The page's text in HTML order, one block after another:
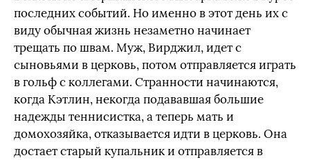
последних событий. Но именно в этот день их с
виду обычная жизнь незаметно начинает
трещать по швам. Муж, Вирджил, идет с
сыновьями в церковь, потом отправляется играть
в гольф с коллегами. Странности начинаются,
когда Кэтлин, некогда подававшая большие
надежды теннисистка, а теперь мать и
домохозяйка, отказывается идти в церковь. Она
достает старый купальник и отправляется в